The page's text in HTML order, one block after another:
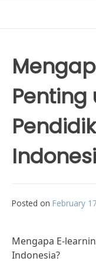
Penting
Posted on February
Mengapa E-
Indonesia?